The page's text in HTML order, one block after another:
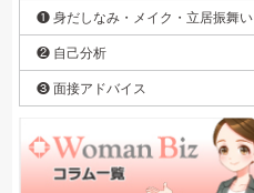
❶ 身だしなみ・メイク・立居振舞い
❷ 自己分析
❸ 面接アドバイス